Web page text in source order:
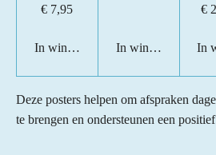
€ 7,95
In winkelwagen In winkelwagen
€
In
Deze posters helpen om afspraken
te brengen en ondersteunen een